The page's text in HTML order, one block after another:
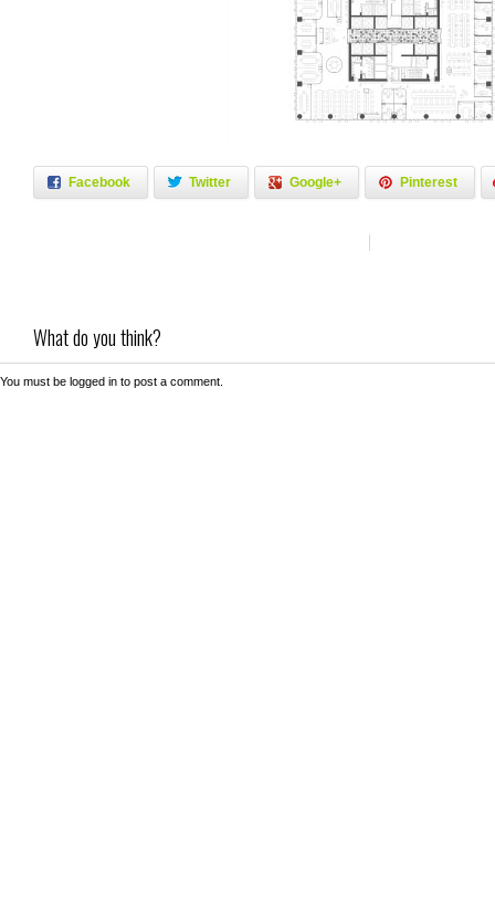
Facebook Twitter Google+ Pinterest
What do you think?
You must be logged in to post a comment.